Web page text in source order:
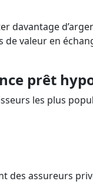
davantage
valeur en
prêt
les plus
des assureurs